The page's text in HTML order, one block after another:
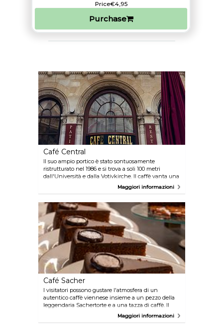
Price€4,95
Purchase
Café Central
Il suo ampio portico è stato sontuosamente
ristrutturato nel 1986 e si trova a soli 100 metri
dall'Università e dalla Votivkirche. Il caffè vanta una
lunga tradizione. Oggi l'atmosfera del Café Central è
quella di un luogo tranquillo e ben conservato,
delle banche che si trovano nei dintorni sono infatti
gli ospiti principali durante la settimana.
Maggiori informazioni
Café Sacher
I visitatori possono gustare l'atmosfera di un
autentico caffè viennese insieme a un pezzo della
leggendaria Sachertorte e a una tazza di caffè. Il
fantastico giardino d'inverno, che vanta una vista
del Teatro dell'Opera di Vienna, si trasforma in una
Maggiori informazioni